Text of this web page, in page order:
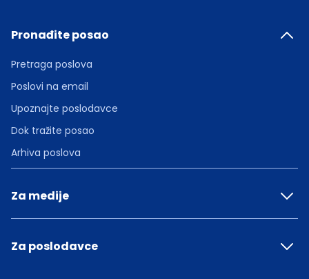
Pronađite posao
Pretraga poslova
Poslovi na email
Upoznajte poslodavce
Dok tražite posao
Arhiva poslova
Za medije
Za poslodavce